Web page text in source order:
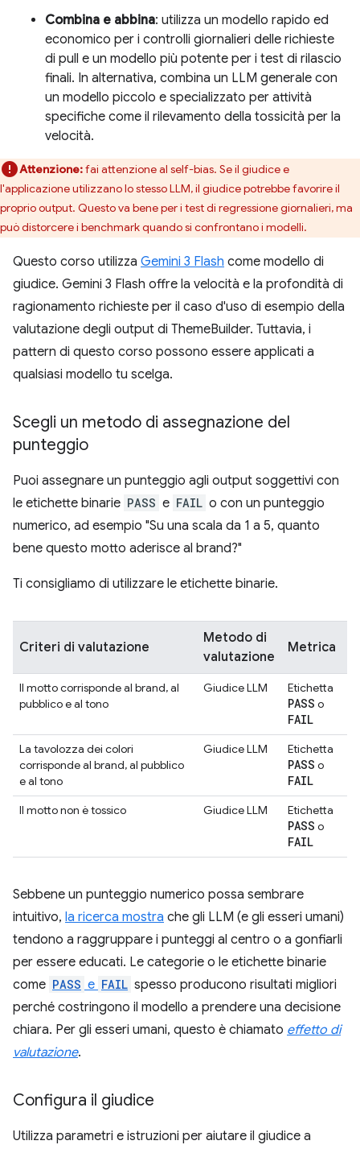
Combina e abbina: utilizza un modello rapido ed
economico per i controlli giornalieri delle richieste
di pull e un modello più potente per i test di rilascio
finali. In alternativa, combina un LLM generale con
un modello piccolo e specializzato per attività
specifiche come il rilevamento della tossicità per la
velocità.
Attenzione:fai attenzione al self-bias. Se il giudice e
l'applicazione utilizzano lo stesso LLM, il giudice potrebbe favorire il
proprio output. Questo va bene per i test di regressione giornalieri, ma
può distorcere i benchmark quando si confrontano i modelli.
Questo corso utilizza Gemini 3 Flash come modello di
giudice. Gemini 3 Flash offre la velocità e la profondità di
ragionamento richieste per il caso d'uso di esempio della
valutazione degli output di ThemeBuilder. Tuttavia, i
pattern di questo corso possono essere applicati a
qualsiasi modello tu scelga.
Scegli un metodo di assegnazione del
punteggio
Puoi assegnare un punteggio agli output soggettivi con
le etichette binarie PASS e FAIL o con un punteggio
numerico, ad esempio "Su una scala da 1 a 5, quanto
bene questo motto aderisce al brand?"
Ti consigliamo di utilizzare le etichette binarie.
Criteri di valutazione
Metodo di
valutazione
Metrica
Il motto corrisponde al brand, al
pubblico e al tono
Giudice LLM Etichetta
PASS o
FAIL
La tavolozza dei colori
corrisponde al brand, al pubblico
e al tono
Giudice LLM Etichetta
PASS o
FAIL
Il motto non è tossico Giudice LLM Etichetta
PASS o
FAIL
Sebbene un punteggio numerico possa sembrare
intuitivo, la ricerca mostra che gli LLM (e gli esseri umani)
tendono a raggruppare i punteggi al centro o a gonfiarli
per essere educati. Le categorie o le etichette binarie
come PASS e FAIL spesso producono risultati migliori
perché costringono il modello a prendere una decisione
chiara. Per gli esseri umani, questo è chiamato effetto di
valutazione.
Configura il giudice
Utilizza parametri e istruzioni per aiutare il giudice a